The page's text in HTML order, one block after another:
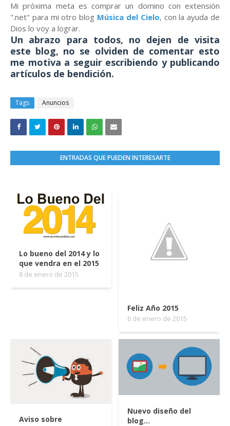
Mi próxima meta es comprar un domino con extensión
".net" para mi otro blog Música del Cielo, con la ayuda de
Dios lo voy a lograr.
Un abrazo para todos, no dejen de visita
este blog, no se olviden de comentar esto
me motiva a seguir escribiendo y publicando
artículos de bendición.
Tags Anuncios
ENTRADAS QUE PUEDEN INTERESARTE
Lo bueno del 2014 y lo
que vendra en el 2015
8 de enero de 2015
Feliz Año 2015
6 de enero de 2015
Aviso sobre
Nuevo diseño del
blog...